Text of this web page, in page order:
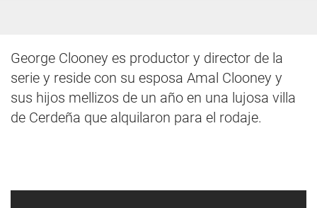
George Clooney es productor y director de la
serie y reside con su esposa Amal Clooney y
sus hijos mellizos de un año en una lujosa villa
de Cerdeña que alquilaron para el rodaje.